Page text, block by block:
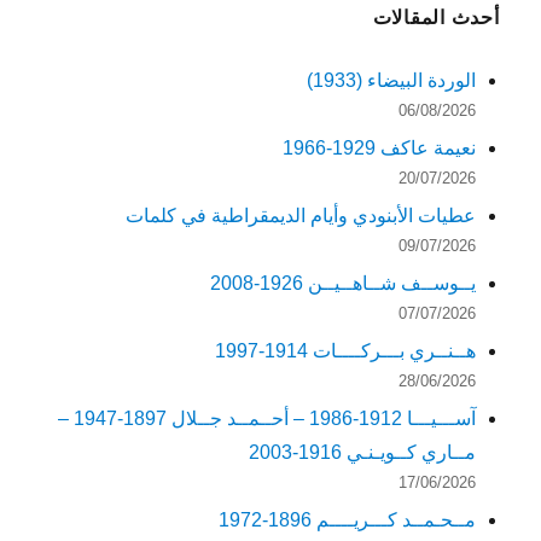
أحدث المقالات
الوردة البيضاء (1933)
06/08/2026
نعيمة عاكف 1929-1966
20/07/2026
عطيات الأبنودي وأيام الديمقراطية في كلمات
09/07/2026
يــوســف شــاهــيــن 1926-2008
07/07/2026
هــنــري بـــركــــات 1914-1997
28/06/2026
آســـيـــا 1912-1986 – أحــمــد جــلال 1897-1947 –
مــاري كــويـنـي 1916-2003
17/06/2026
مــحـمــد كـــريــــم 1896-1972